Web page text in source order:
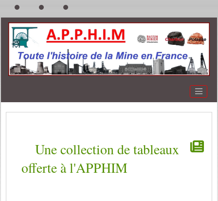
Une collection de tableaux
offerte à l'APPHIM